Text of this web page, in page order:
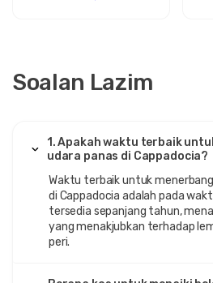
Soalan Lazim
1. Apakah waktu terbaik
udara panas di Cappadocia?
Waktu terbaik untuk
di Cappadocia adalah pada
tersedia sepanjang tahun,
yang menakjubkan terhadap
peri.